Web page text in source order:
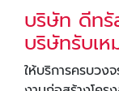
บริษัท ดีทรั
บริษัทรับเ
ให้บริการครบวง